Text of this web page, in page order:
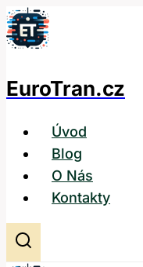
Přeskočit
na
EuroTran.cz
Úvod
Blog
O Nás
Kontakty